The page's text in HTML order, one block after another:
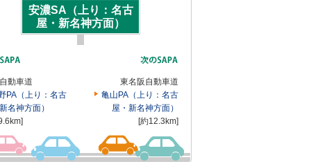
安濃SA（上り：名古
屋・新名神方面）
動車道
PA（上り：名古
名神方面）
東名阪自動車道
亀山PA（上り：名古
屋・新名神方面）
[約12.3km]